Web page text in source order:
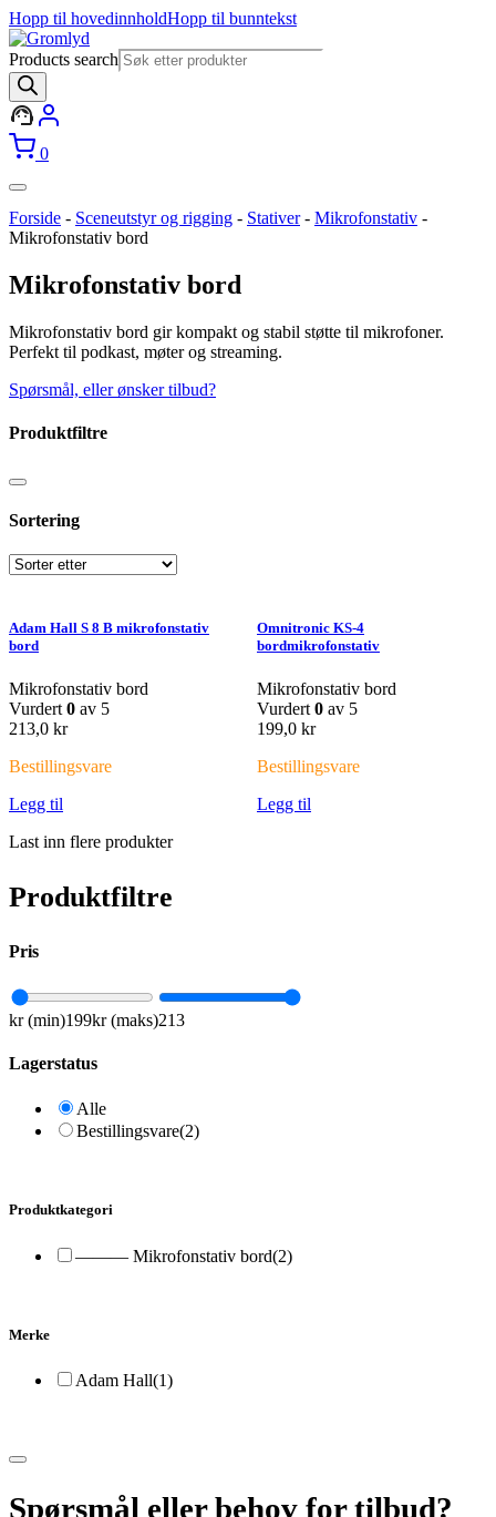
Hopp til hovedinnholdHopp til bunntekst
Products search
0
Forside - Sceneutstyr og rigging - Stativer- Mikrofonstativ -
Mikrofonstativ bord
Mikrofonstativ bord
Mikrofonstativ bord gir kompakt og stabil støtte til mikrofoner.
Perfekt til podkast, møter og streaming.
Spørsmål, eller ønsker tilbud?
Produktfiltre
Sortering
Adam Hall S 8 B mikrofonstativ
bord
Mikrofonstativ bord
Vurdert 0 av 5
213,0 kr
Bestillingsvare
Legg til
Omnitronic KS-4
bordmikrofonstativ
Mikrofonstativ bord
Vurdert 0 av 5
199,0 kr
Bestillingsvare
Legg til
Last inn flere produkter
Produktfiltre
Pris
kr (min)199kr (maks)213
Lagerstatus
Alle
Bestillingsvare(2)
Produktkategori
——— Mikrofonstativ bord(2)
Merke
Adam Hall(1)
Spørsmål eller behov for tilbud?